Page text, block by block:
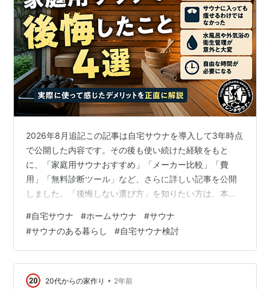
2026年8月追記この記事は自宅サウナを導入して3年時点
で公開した内容です。その後も使い続けた経験をもと
に、「家庭用サウナおすすめ」「メーカー比較」「費
用」「無料診断ツール」など、さらに詳しい記事を公開
しました。「後悔しない選び方」を知りたい方は、本記
る自宅サウナを建ててから「正直ここは後悔した」と感
じたことがいくつかあります。 ネットではメリットばか
り語られがちですが、実際に住んで使ってみて分かった
現実は別でした。 この記事では、自宅サウナ歴3年の筆
者が「後悔ポイント」と「それでも建てて良かった理
#自宅サウナ #ホームサウナ #サウナ
#サウナのある暮らし #自宅サウナ検討
20代からの家作り • 2年前